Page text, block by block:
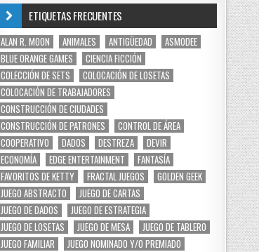
ETIQUETAS FRECUENTES
ALAN R. MOON ANIMALES ANTIGÜEDAD
ASMODEE
BLUE ORANGE GAMES
CIENCIA FICCIÓN
COLECCIÓN DE SETS
COLOCACIÓN DE LOSETAS
COLOCACIÓN DE TRABAJADORES
CONSTRUCCIÓN DE CIUDADES
CONSTRUCCIÓN DE PATRONES
CONTROL DE ÁREA
COOPERATIVO
DADOS DESTREZA
DEVIR
ECONOMÍA
EDGE ENTERTAINMENT
FANTASÍA
FAVORITOS DE KETTY
FRACTAL JUEGOS
GOLDEN GEEK
JUEGO ABSTRACTO
JUEGO DE CARTAS
JUEGO DE DADOS
JUEGO DE ESTRATEGIA
JUEGO DE LOSETAS
JUEGO DE MESA
JUEGO DE TABLERO
JUEGO FAMILIAR
JUEGO NOMINADO Y/O PREMIADO